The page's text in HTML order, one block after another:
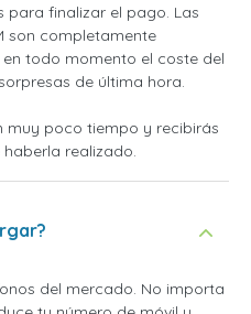
finalizar el pago. Las
son completamente
todo momento el coste del
de última hora.
muy poco tiempo y recibirás
realizado.
del mercado. No importa